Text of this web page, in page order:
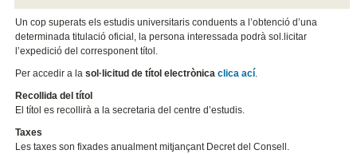
Un cop superats els estudis universitaris conduents a l’obtenció d’una
determinada titulació oficial, la persona interessada podrà sol.licitar
l’expedició del corresponent títol.
Per accedir a lasol·licitud de títol electrònica clica ací.
Recollida del títol
El títol es recollirà a la secretaria del centre d’estudis.
Taxes
Les taxes son fixades anualment mitjançant Decret del Consell.